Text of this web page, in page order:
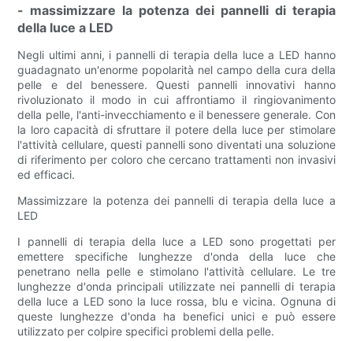
- massimizzare la potenza dei pannelli di terapia
della luce a LED
Negli ultimi anni, i pannelli di terapia della luce a LED hanno
guadagnato un'enorme popolarità nel campo della cura della
pelle e del benessere. Questi pannelli innovativi hanno
rivoluzionato il modo in cui affrontiamo il ringiovanimento
della pelle, l'anti-invecchiamento e il benessere generale. Con
la loro capacità di sfruttare il potere della luce per stimolare
l'attività cellulare, questi pannelli sono diventati una soluzione
di riferimento per coloro che cercano trattamenti non invasivi
ed efficaci.
Massimizzare la potenza dei pannelli di terapia della luce a
LED
I pannelli di terapia della luce a LED sono progettati per
emettere specifiche lunghezze d'onda della luce che
penetrano nella pelle e stimolano l'attività cellulare. Le tre
lunghezze d'onda principali utilizzate nei pannelli di terapia
della luce a LED sono la luce rossa, blu e vicina. Ognuna di
queste lunghezze d'onda ha benefici unici e può essere
utilizzato per colpire specifici problemi della pelle.